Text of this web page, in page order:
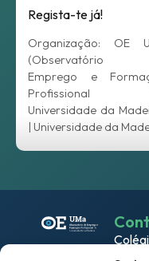
Regista-te já!
Organização: OE
(Observatório
Emprego e
Profissional
Universidade da
| Universidade da